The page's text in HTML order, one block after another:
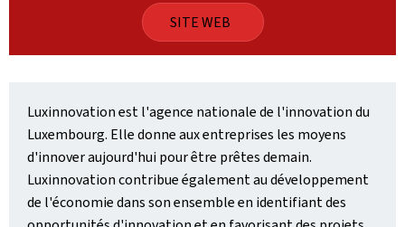
SITE WEB
Luxinnovation est l'agence nationale de l'innovation du
Luxembourg. Elle donne aux entreprises les moyens
d'innover aujourd'hui pour être prêtes demain.
Luxinnovation contribue également au développement
de l'économie dans son ensemble en identifiant des